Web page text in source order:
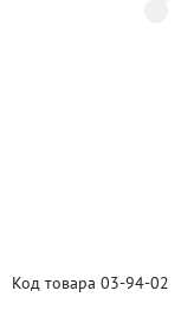
Код товара 03-94-02